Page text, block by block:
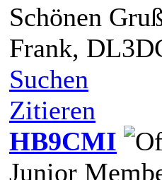
Schönen
Frank,
Suchen
Zitieren
HB9CMI
Junior